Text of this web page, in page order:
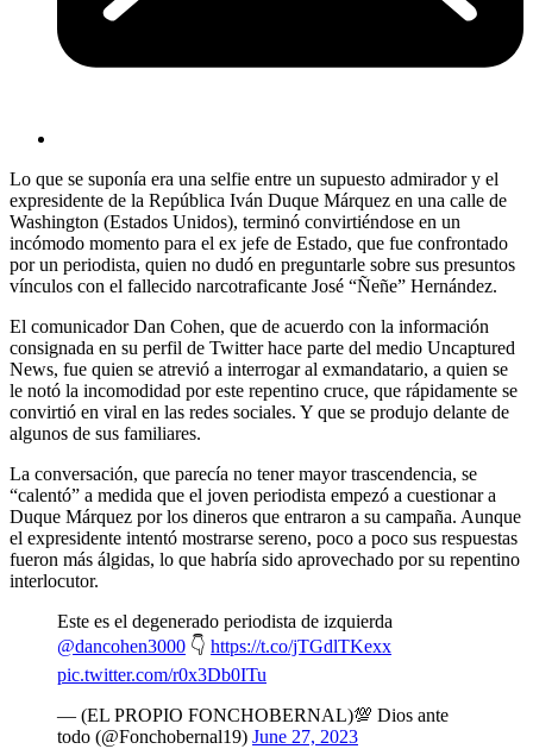
Lo que se suponía era una selfie entre un supuesto admirador y el
expresidente de la República Iván Duque Márquez en una calle de
Washington (Estados Unidos), terminó convirtiéndose en un
incómodo momento para el ex jefe de Estado, que fue confrontado
por un periodista, quien no dudó en preguntarle sobre sus presuntos
vínculos con el fallecido narcotraficante José “Ñeñe” Hernández.
El comunicador Dan Cohen, que de acuerdo con la información
consignada en su perfil de Twitter hace parte del medio Uncaptured
News, fue quien se atrevió a interrogar al exmandatario, a quien se
le notó la incomodidad por este repentino cruce, que rápidamente se
convirtió en viral en las redes sociales. Y que se produjo delante de
algunos de sus familiares.
La conversación, que parecía no tener mayor trascendencia, se
“calentó” a medida que el joven periodista empezó a cuestionar a
Duque Márquez por los dineros que entraron a su campaña. Aunque
el expresidente intentó mostrarse sereno, poco a poco sus respuestas
fueron más álgidas, lo que habría sido aprovechado por su repentino
interlocutor.
Este es el degenerado periodista de izquierda
@dancohen3000 👇 https://t.co/jTGdlTKexx
pic.twitter.com/r0x3Db0ITu
— (EL PROPIO FONCHOBERNAL)💯 Dios ante
todo (@Fonchobernal19) June 27, 2023